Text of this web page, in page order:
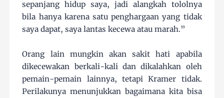
sepanjang hidup saya, jadi alangkah tololnya
bila hanya karena satu penghargaan yang tidak
saya dapat, saya lantas kecewa atau marah.”
Orang lain mungkin akan sakit hati apabila
dikecewakan berkali-kali dan dikalahkan oleh
pemain-pemain lainnya, tetapi Kramer tidak.
Perilakunya menunjukkan bagaimana kita bisa